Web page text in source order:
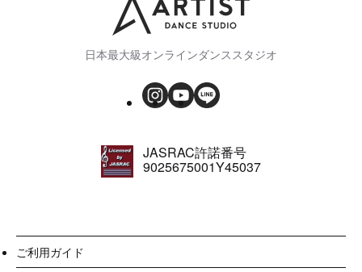
日本最大級オンラインダンススタジオ
JASRAC許諾番号
9025675001Y45037
ご利用ガイド